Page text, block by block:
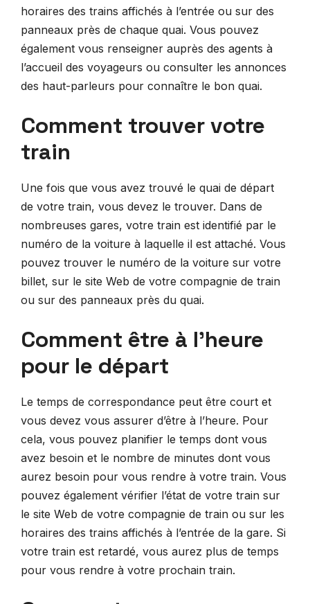
horaires des trains affichés à l’entrée ou sur des
panneaux près de chaque quai. Vous pouvez
également vous renseigner auprès des agents à
l’accueil des voyageurs ou consulter les annonces
des haut-parleurs pour connaître le bon quai.
Comment trouver votre
train
Une fois que vous avez trouvé le quai de départ
de votre train, vous devez le trouver. Dans de
nombreuses gares, votre train est identifié par le
numéro de la voiture à laquelle il est attaché. Vous
pouvez trouver le numéro de la voiture sur votre
billet, sur le site Web de votre compagnie de train
ou sur des panneaux près du quai.
Comment être à l’heure
pour le départ
Le temps de correspondance peut être court et
vous devez vous assurer d’être à l’heure. Pour
cela, vous pouvez planifier le temps dont vous
avez besoin et le nombre de minutes dont vous
aurez besoin pour vous rendre à votre train. Vous
pouvez également vérifier l’état de votre train sur
le site Web de votre compagnie de train ou sur les
horaires des trains affichés à l’entrée de la gare. Si
votre train est retardé, vous aurez plus de temps
pour vous rendre à votre prochain train.